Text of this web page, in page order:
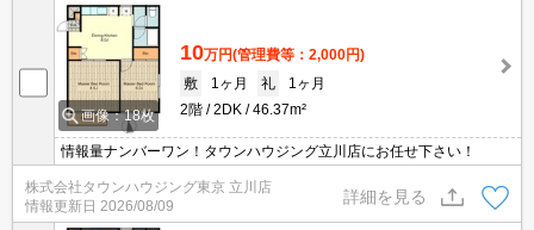
画像：18枚
10万円(管理費等：2,000円)
敷
1ヶ月 礼
1ヶ月
2階
2DK 46.37m²
情報量ナンバーワン！タウンハウジング立川店にお任せ下さい！
株式会社タウンハウジング東京 立川店
情報更新日 2026/08/09
詳細を見る